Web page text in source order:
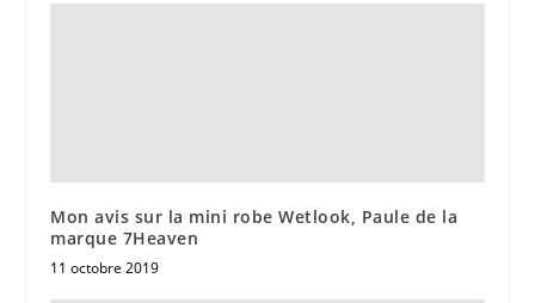
Mon avis sur la mini robe Wetlook, Paule de la
marque 7Heaven
11 octobre 2019